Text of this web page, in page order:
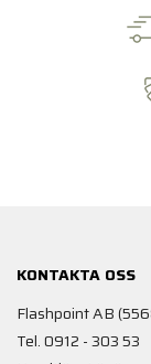
KONTAKTA OSS
Flashpoint AB
Tel. 0912 - 303 53